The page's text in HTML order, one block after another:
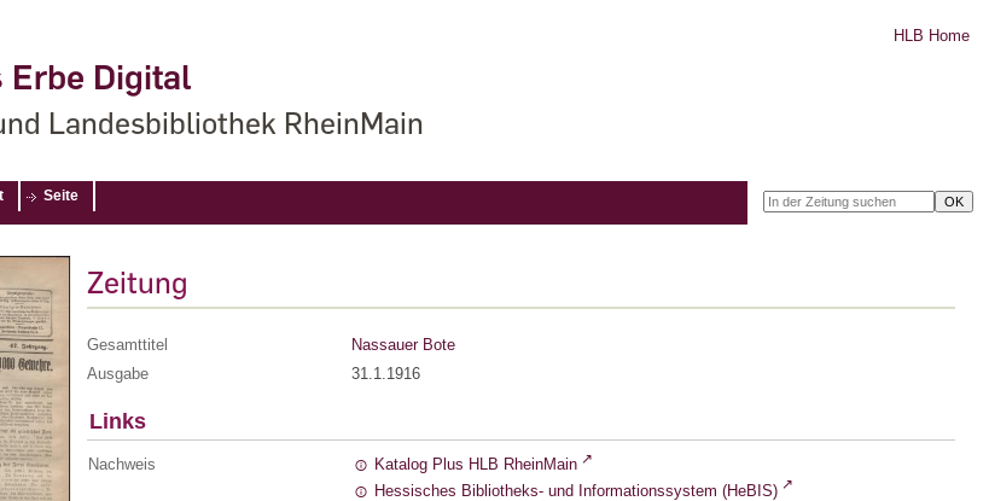
Digital
Landesbibliothek RheinMain
HLB Home
Seite
Zeitung
Gesamttitel
Nassauer Bote
Ausgabe
31.1.1916
Links
Nachweis
Katalog Plus HLB RheinMain
Hessisches Bibliotheks- und Informationssystem (HeBIS)